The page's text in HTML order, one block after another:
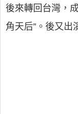
後來轉回台灣，
角天后”。後又出